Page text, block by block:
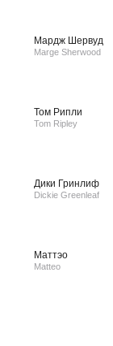
Мардж Шервуд
Marge Sherwood
Том Рипли
Tom Ripley
Дики Гринлиф
Dickie Greenleaf
Маттэо
Matteo